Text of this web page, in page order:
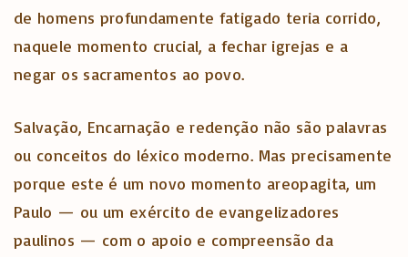
de homens profundamente fatigado teria corrido,
naquele momento crucial, a fechar igrejas e a
negar os sacramentos ao povo.
Salvação, Encarnação e redenção não são palavras
ou conceitos do léxico moderno. Mas precisamente
porque este é um novo momento areopagita, um
Paulo — ou um exército de evangelizadores
paulinos — com o apoio e compreensão da